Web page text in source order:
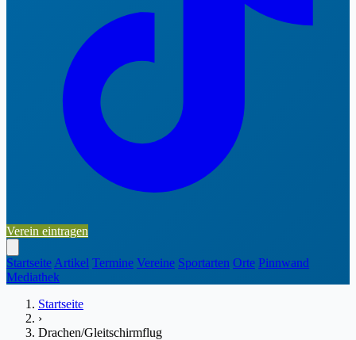
Verein eintragen
Startseite Artikel Termine Vereine Sportarten Orte Pinnwand
Mediathek
Startseite
›
Drachen/Gleitschirmflug